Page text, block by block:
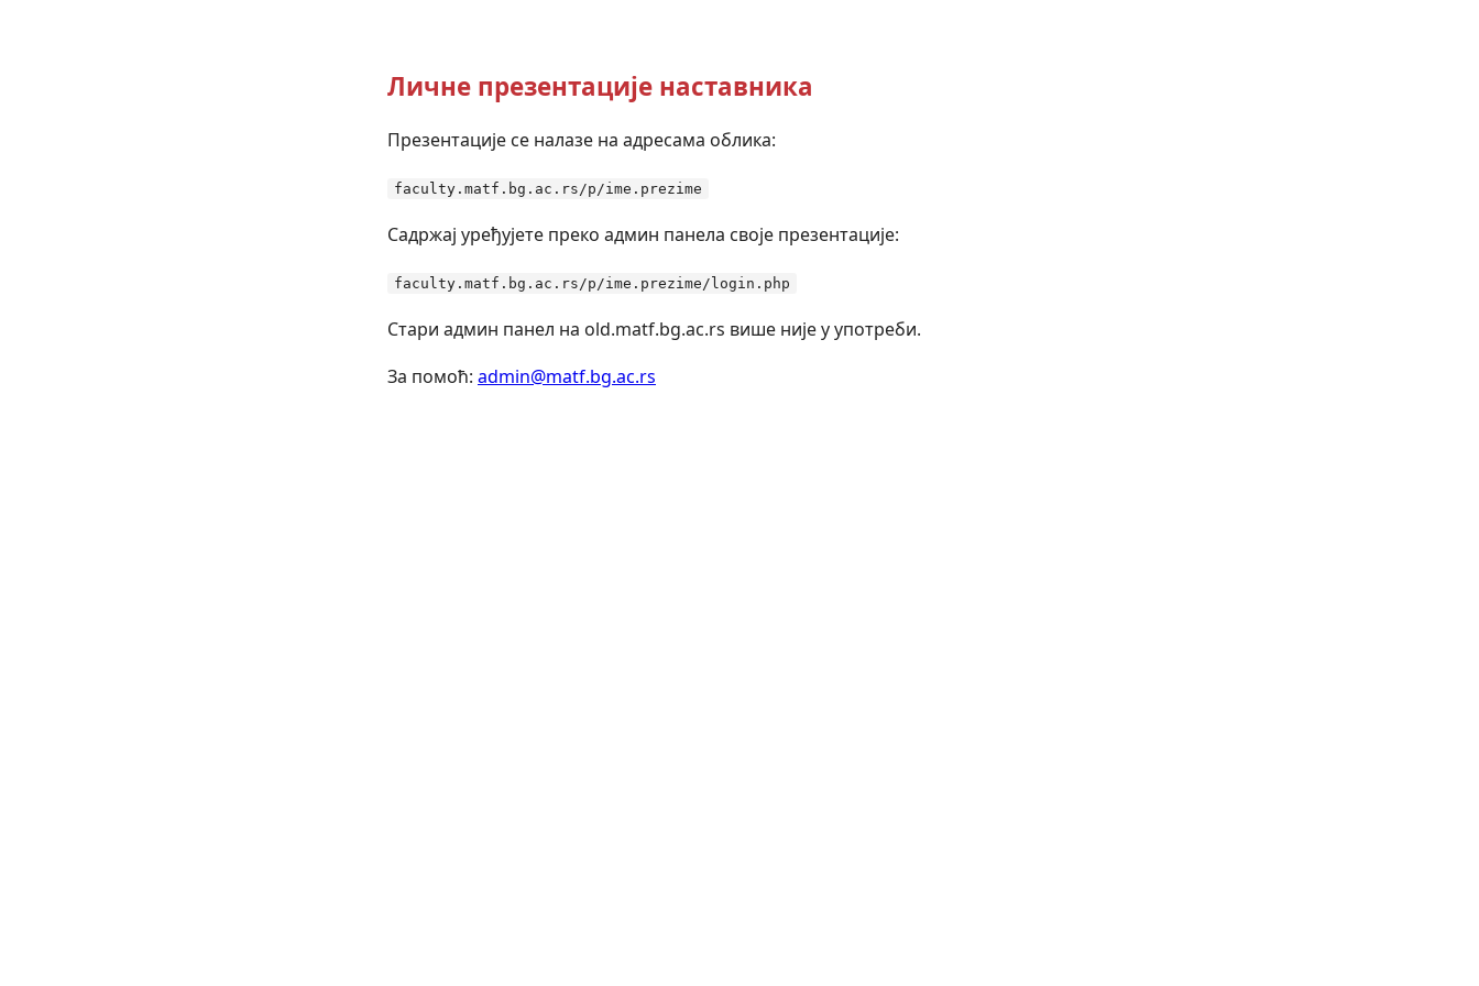
Личне презентације наставника
Презентације се налазе на адресама облика:
faculty.matf.bg.ac.rs/p/ime.prezime
Садржај уређујете преко админ панела своје презентације:
faculty.matf.bg.ac.rs/p/ime.prezime/login.php
Стари админ панел на old.matf.bg.ac.rs више није у употреби.
За помоћ: admin@matf.bg.ac.rs